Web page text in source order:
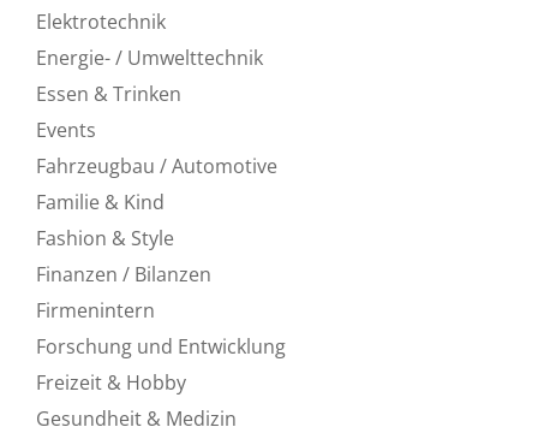
Elektrotechnik
Energie- / Umwelttechnik
Essen & Trinken
Events
Fahrzeugbau / Automotive
Familie & Kind
Fashion & Style
Finanzen / Bilanzen
Firmenintern
Forschung und Entwicklung
Freizeit & Hobby
Gesundheit & Medizin